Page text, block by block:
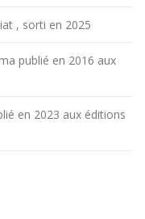
, sorti en 2025
publié en 2016 aux
en 2023 aux éditions